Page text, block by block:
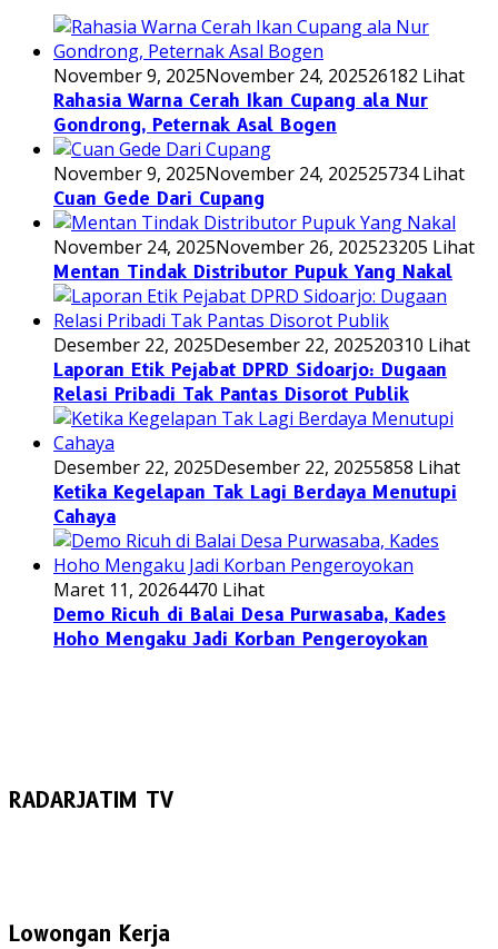
November 9, 2025November 24, 202526182 Lihat
Rahasia Warna Cerah Ikan Cupang ala Nur
Gondrong, Peternak Asal Bogen
November 9, 2025November 24, 202525734 Lihat
Cuan Gede Dari Cupang
November 24, 2025November 26, 202523205 Lihat
Mentan Tindak Distributor Pupuk Yang Nakal
Desember 22, 2025Desember 22, 202520310 Lihat
Laporan Etik Pejabat DPRD Sidoarjo: Dugaan
Relasi Pribadi Tak Pantas Disorot Publik
Desember 22, 2025Desember 22, 20255858 Lihat
Ketika Kegelapan Tak Lagi Berdaya Menutupi
Cahaya
Maret 11, 20264470 Lihat
Demo Ricuh di Balai Desa Purwasaba, Kades
Hoho Mengaku Jadi Korban Pengeroyokan
RADARJATIM TV
Lowongan Kerja